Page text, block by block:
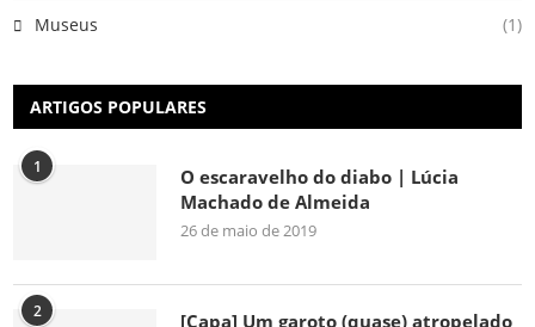
Museus (1)
ARTIGOS POPULARES
1
O escaravelho do diabo | Lúcia
Machado de Almeida
26 de maio de 2019
2
[Capa] Um garoto (quase) atropelado